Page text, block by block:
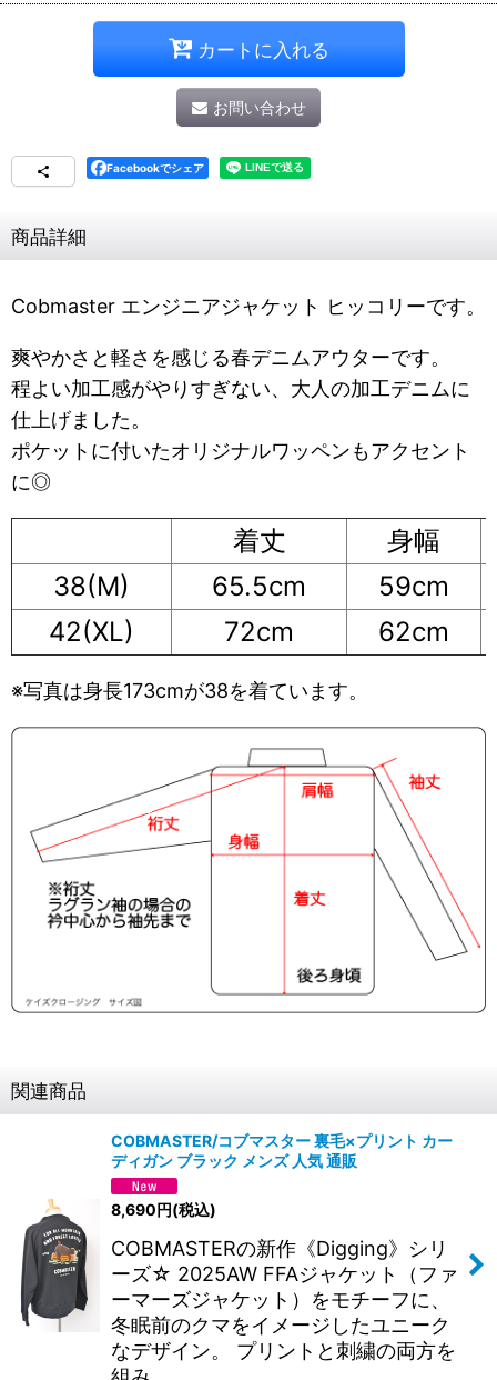
カートに入れる
お問い合わせ
Facebookでシェア
商品詳細
Cobmaster エンジニアジャケット ヒッコリーです。
爽やかさと軽さを感じる春デニムアウターです。
程よい加工感がやりすぎない、大人の加工デニムに
仕上げました。
ポケットに付いたオリジナルワッペンもアクセント
に◎
着丈
身幅
38(M)
65.5cm
59cm
42(XL)
72cm 62cm
※写真は身長173cmが38を着ています。
関連商品
COBMASTER/コブマスター 裏毛×プリント カー
ディガン ブラック メンズ 人気 通販
8,690円(税込)
COBMASTERの新作《Digging》シリ
ーズ☆ 2025AW FFAジャケット（ファ
ーマーズジャケット）をモチーフに、
冬眠前のクマをイメージしたユニーク
なデザイン。 プリントと刺繍の両方を